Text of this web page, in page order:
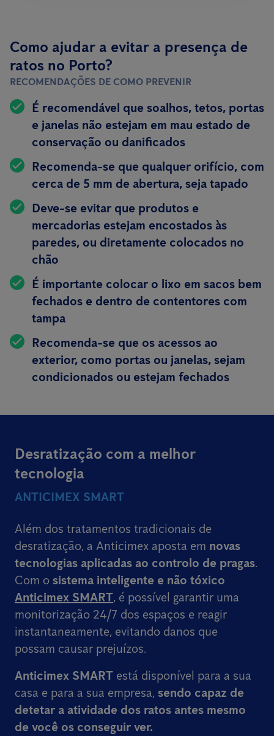
Como ajudar a evitar a presença de
ratos no Porto?
RECOMENDAÇÕES DE COMO PREVENIR
É recomendável que soalhos, tetos, portas
e janelas não estejam em mau estado de
conservação ou danificados
Recomenda-se que qualquer orifício, com
cerca de 5 mm de abertura, seja tapado
Deve-se evitar que produtos e
mercadorias estejam encostados às
paredes, ou diretamente colocados no
chão
É importante colocar o lixo em sacos bem
fechados e dentro de contentores com
tampa
Recomenda-se que os acessos ao
exterior, como portas ou janelas, sejam
condicionados ou estejam fechados
Desratização com a melhor
tecnologia
ANTICIMEX SMART
Além dos tratamentos tradicionais de
desratização, a Anticimex aposta em novas
tecnologias aplicadas ao controlo de pragas.
Com o sistema inteligente e não tóxico
Anticimex SMART, é possível garantir uma
monitorização 24/7 dos espaços e reagir
instantaneamente, evitando danos que
possam causar prejuízos.
Anticimex SMART está disponível para a sua
casa e para a sua empresa, sendo capaz de
detetar a atividade dos ratos antes mesmo
de você os conseguir ver.